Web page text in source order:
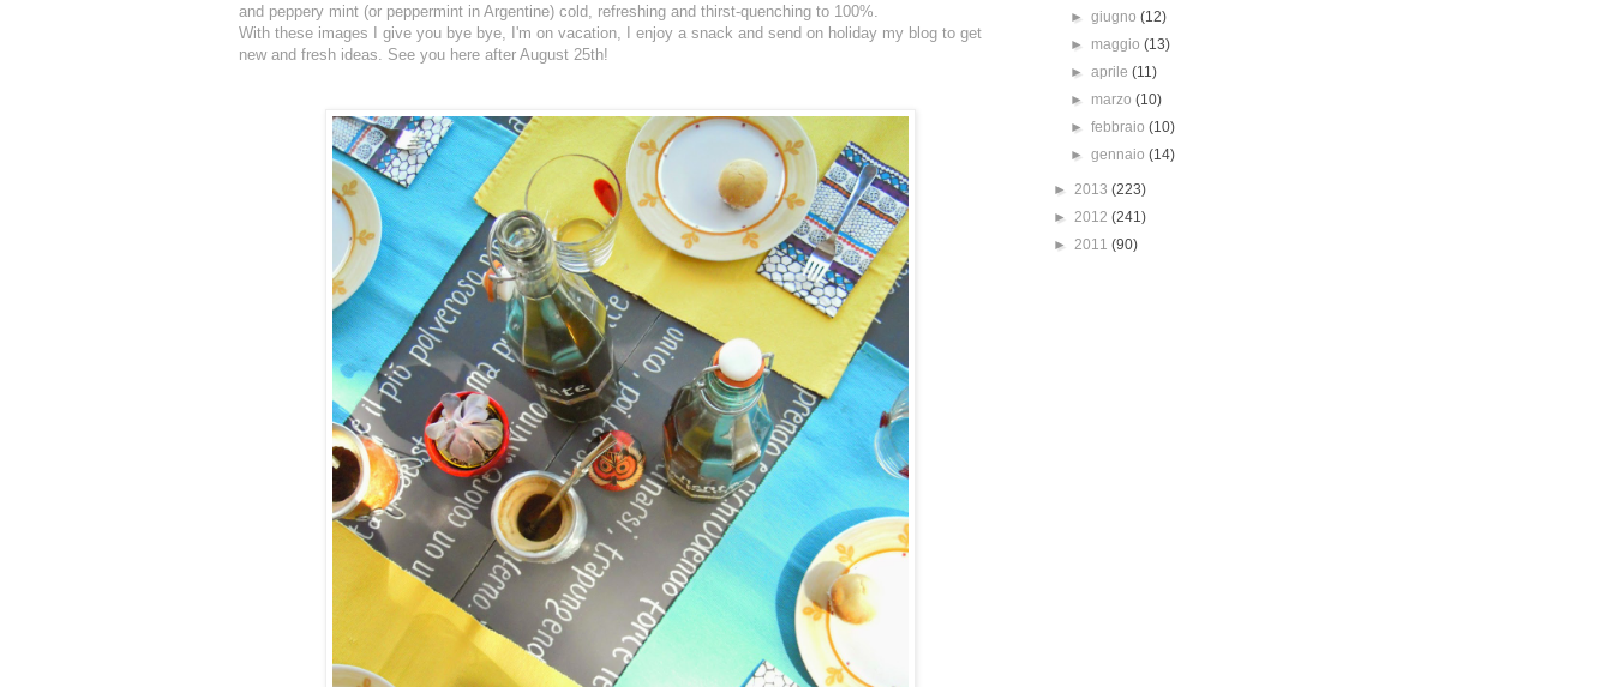
and peppery mint (or peppermint in Argentine) cold , refreshing and thirst-quenching to 100%.
With these images
I give you bye bye I'm on vacation , I enjoy a snack and send on holiday my blog to get
new and fresh ideas See you here after August 25th!
►giugno(12)
► maggio(13)
►aprile(11)
► marzo(10)
►febbraio(10)
►gennaio(14)
► 2013 (223)
► 2012 (241)
► 2011 (90)